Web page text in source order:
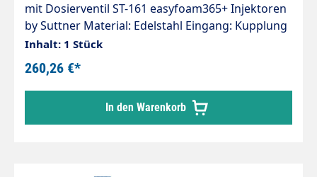
mit Dosierventil ST-161 easyfoam365+ Injektoren
by Suttner Material: Edelstahl Eingang: Kupplung
ST-45-250 Messing vernickelt Ausgang: Stecker
ST-45-250 Edelstahl Düsengröße: 2,2 mm : 2,8 mm
Ansaugung: Tülle 9 mm Ansaugschlauch 2.000
mm Ansaugfilter ST-31 Max. 350 bar / 90°C
Injektor ST-160 für Chemie- und
Schaumanwendungen. Regulierung der
Inhalt: 1 Stück
260,26 €*
In den Warenkorb